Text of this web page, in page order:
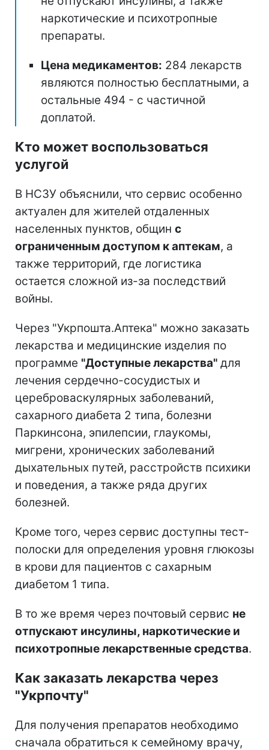
наркотические и психотропные
препараты.
Цена медикаментов: 284 лекарств
являются полностью бесплатными, а
остальные 494 - с частичной
доплатой.
Кто может воспользоваться
услугой
В НСЗУ объяснили, что сервис особенно
актуален для жителей отдаленных
населенных пунктов, общин с
ограниченным доступом к аптекам, а
также территорий, где логистика
остается сложной из-за последствий
войны.
Через "Укрпошта.Аптека" можно заказать
лекарства и медицинские изделия по
программе "Доступные лекарства" для
лечения сердечно-сосудистых и
цереброваскулярных заболеваний,
сахарного диабета 2 типа, болезни
Паркинсона, эпилепсии, глаукомы,
мигрени, хронических заболеваний
дыхательных путей, расстройств психики
и поведения, а также ряда других
болезней.
Кроме того, через сервис доступны тест-
полоски для определения уровня глюкозы
в крови для пациентов с сахарным
диабетом 1 типа.
В то же время через почтовый сервис не
отпускают инсулины, наркотические и
психотропные лекарственные средства.
Как заказать лекарства через
"Укрпочту"
Для получения препаратов необходимо
сначала обратиться к семейному врачу,